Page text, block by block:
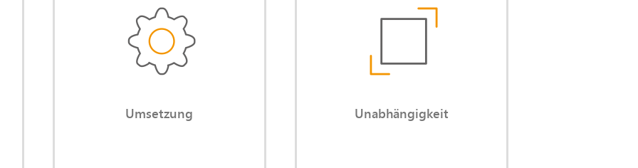
Umsetzung
Sie erhalten nach Analyse und
Beratung die vereinbarte
Realisierung in der Praxis.
Unabhängigkeit
Sie profitieren von meiner
unternehmenspolitischen
ich unbefangen Bedarfe
ansprechen.